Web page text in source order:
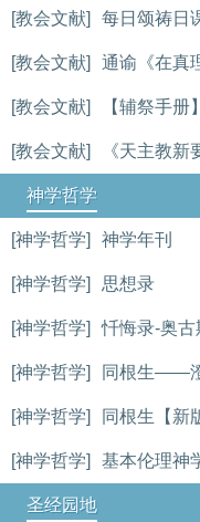
[教会文献] 每日颂祷日
[教会文献] 通谕《在真
[教会文献] 【辅祭手册】
[教会文献] 《天主教新
神学哲学
[神学哲学] 神学年刊
[神学哲学] 思想录
[神学哲学] 忏悔录-奥古
[神学哲学] 同根生——
[神学哲学] 同根生【
[神学哲学] 基本伦理神
圣经园地